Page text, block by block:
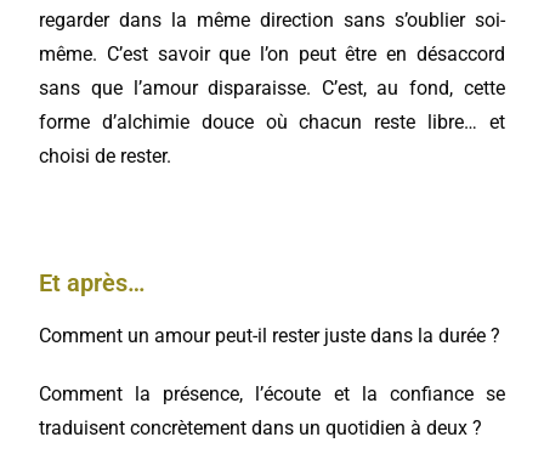
regarder dans la même direction sans s’oublier soi-
même. C’est savoir que l’on peut être en désaccord
sans que l’amour disparaisse. C’est, au fond, cette
forme d’alchimie douce où chacun reste libre… et
choisi de rester.
Et après…
Comment un amour peut-il rester juste dans la durée ?
Comment la présence, l’écoute et la confiance se
traduisent concrètement dans un quotidien à deux ?